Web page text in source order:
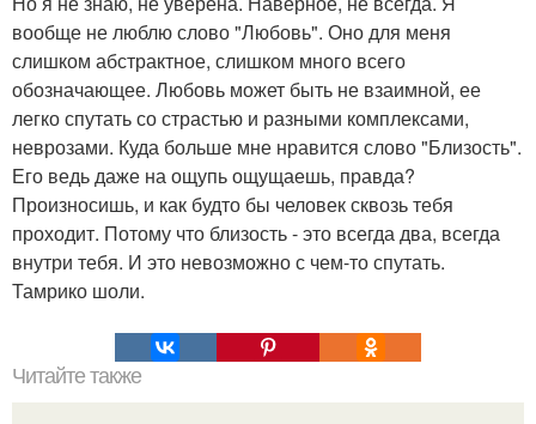
вообще не люблю слово "Любовь". Оно для меня
слишком абстрактное, слишком много всего
обозначающее. Любовь может быть не взаимной, ее
легко спутать со страстью и разными комплексами,
неврозами. Куда больше мне нравится слово "Близость".
Его ведь даже на ощупь ощущаешь, правда?
Произносишь, и как будто бы человек сквозь тебя
проходит. Потому что близость - это всегда два, всегда
внутри тебя. И это невозможно с чем-то спутать.
Тамрико шоли.
Читайте также